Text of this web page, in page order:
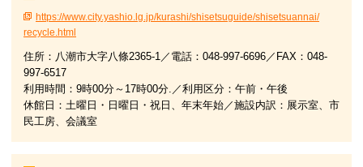
https://www.city.yashio.lg.jp/kurashi/shisetsuguide/shisetsuannai/
recycle.html
住所：八潮市大字八條2365-1／電話：048-997-6696／FAX：048-
997-6517
利用時間：9時00分～17時00分.／利用区分：午前・午後
休館日：土曜日・日曜日・祝日、年末年始／施設内訳：展示室、市
民工房、会議室